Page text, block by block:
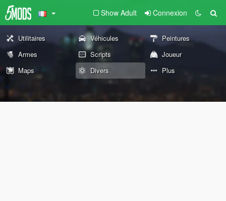
Show Adult Connexion
Utilitaires Véhicules
Peintures
Armes
Scripts
Joueur
Maps
Divers Plus